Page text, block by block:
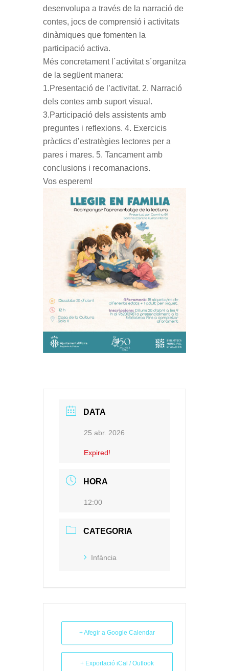
desenvolupa a través de la narració de
contes, jocs de comprensió i activitats
dinàmiques que fomenten la
participació activa.
Més concretament l´activitat s´organitza
de la següent manera:
1.Presentació de l’activitat. 2. Narració
dels contes amb suport visual.
3.Participació dels assistents amb
preguntes i reflexions. 4. Exercicis
pràctics d’estratègies lectores per a
pares i mares. 5. Tancament amb
conclusions i recomanacions.
Vos esperem!
DATA
25 abr. 2026
Expired!
HORA
12:00
CATEGORIA
Infància
+ Afegir a Google Calendar
+ Exportació iCal / Outlook